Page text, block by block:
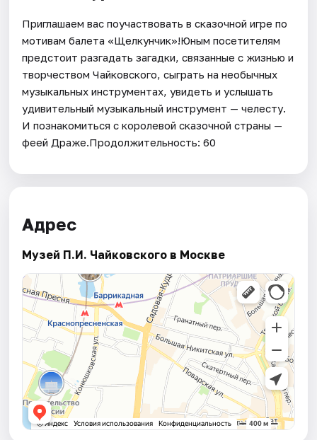
Приглашаем вас поучаствовать в сказочной игре по
мотивам балета «Щелкунчик»!Юным посетителям
предстоит разгадать загадки, связанные с жизнью и
творчеством Чайковского, сыграть на необычных
музыкальных инструментах, увидеть и услышать
удивительный музыкальный инструмент — челесту.
И познакомиться с королевой сказочной страны —
феей Драже.Продолжительность: 60
Адрес
Музей П.И. Чайковского в Москве